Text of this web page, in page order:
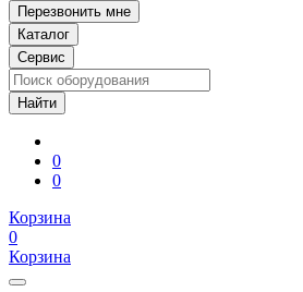
Перезвонить мне
Каталог
Сервис
0
0
Корзина
0
Корзина